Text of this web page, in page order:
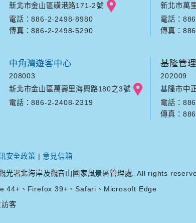
新北市金山區磺港路171-2號
電話：886-2-2498-8980
傳真：886-2-2498-5290
新北市萬
電話：
傳真：
中角灣遊客中心
208003
新北市金山區萬壽里海興路180之3號
電話：886-2-2408-2319
基隆管
202009
基隆市中
電話：
傳真：
安全政策 | 意見信箱
光署北海岸及觀音山國家風景區管理處. All rights
44+、Firefox 39+、Safari、Microsoft Edge
訪客